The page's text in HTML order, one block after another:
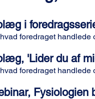
i
foredraget handlede
'Lider du af
foredraget handlede
Fysiologien